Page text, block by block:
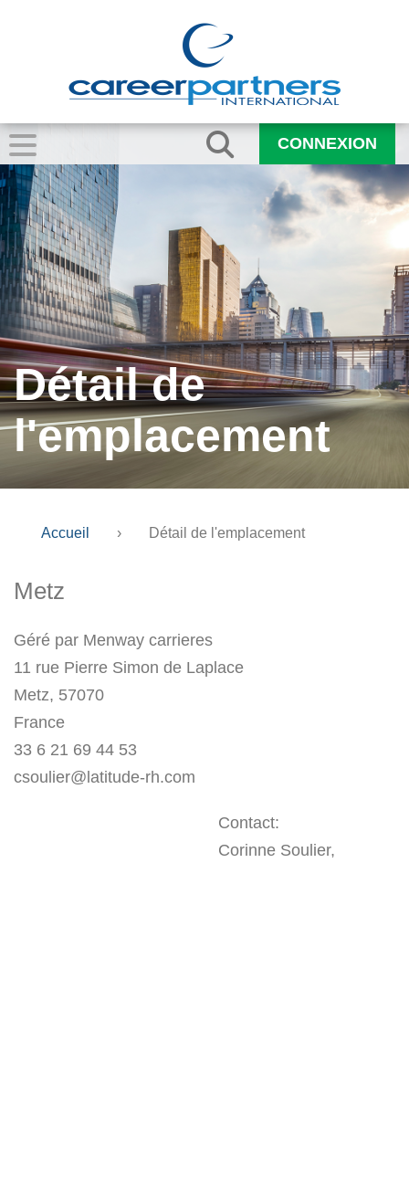
CONNEXION
Détail de
l'emplacement
Accueil › Détail de l'emplacement
Metz
Géré par Menway carrieres
11 rue Pierre Simon de Laplace
Metz, 57070
France
33 6 21 69 44 53
csoulier@latitude-rh.com
Contact:
Corinne Soulier,